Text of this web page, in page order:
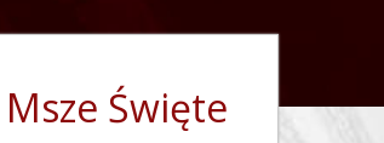
Msze Święte